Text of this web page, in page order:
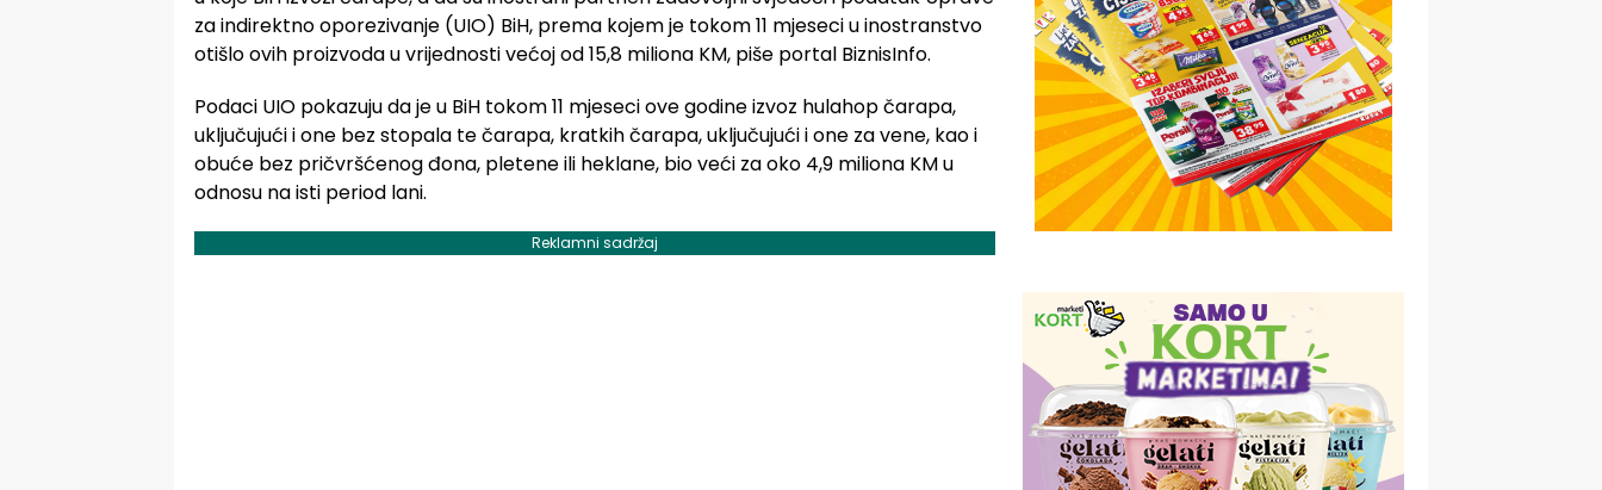
za indirektno oporezivanje (UIO) BiH, prema kojem je tokom 11 mjeseci u inostranstvo
otišlo ovih proizvoda u vrijednosti većoj od 15,8 miliona KM, piše portal BiznisInfo.
Podaci UIO pokazuju da je u BiH tokom 11 mjeseci ove godine izvoz hulahop čarapa,
uključujući i one bez stopala te čarapa, kratkih čarapa, uključujući i one za vene, kao i
obuće bez pričvršćenog đona, pletene ili heklane, bio veći za oko 4,9 miliona KM u
odnosu na isti period lani.
Reklamni sadržaj